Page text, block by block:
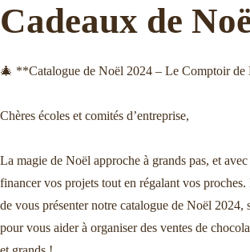
Cadeaux de
🎄 **Catalogue de Noël 2024 – Le Comptoir
Chères écoles et comités d’entreprise,
La magie de Noël approche à grands pas, et
financer vos projets tout en régalant vos
de vous présenter notre catalogue de Noël 2024,
pour vous aider à organiser des ventes de